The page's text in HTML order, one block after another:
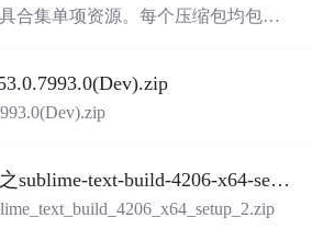
理：支持学生信息
借阅；还书时自动判断是否逾期
只需改 storage.py）；数据保存在本
地 data/ 目录的 JSON 文件中，关闭程序数据不丢失
合集单项资源。每个压缩包均包含
运行说明、功能清单、MIT License
18+ 可直接运行，零第三方运行
Delphi 13.1控件之sublime-text-build-4206-x64-setup-2.zip